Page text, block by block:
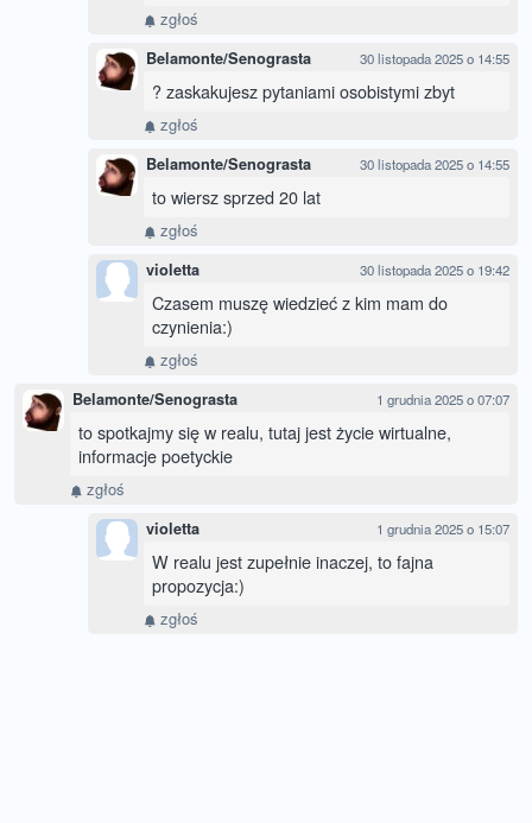
zgłoś
Belamonte/Senograsta 30 listopada 2025 o 14:55
? zaskakujesz pytaniami osobistymi zbyt
zgłoś
Belamonte/Senograsta 30 listopada 2025 o 14:55
to wiersz sprzed 20 lat
zgłoś
violetta 30 listopada 2025 o 19:42
Czasem muszę wiedzieć z kim mam do
czynienia:)
zgłoś
Belamonte/Senograsta 1 grudnia 2025 o 07:07
to spotkajmy się w realu, tutaj jest życie wirtualne,
informacje poetyckie
zgłoś
violetta 1 grudnia 2025 o 15:07
W realu jest zupełnie inaczej, to fajna
propozycja:)
zgłoś